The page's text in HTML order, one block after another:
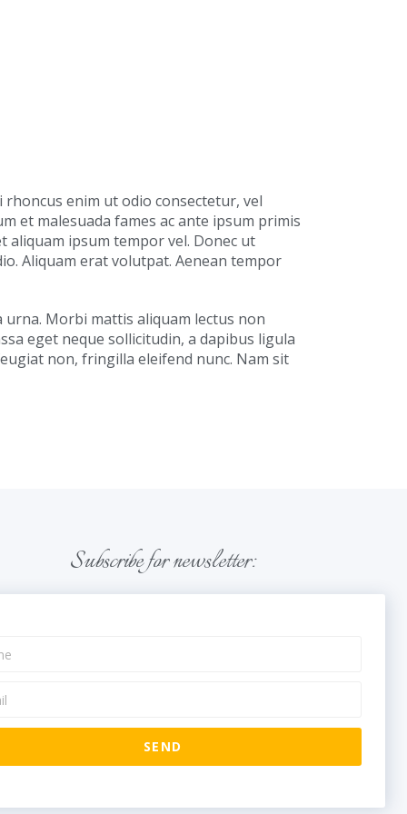
enim ut odio consectetur, vel
et malesuada fames ac ante ipsum primis
aliquam ipsum tempor vel. Donec ut
Aliquam erat volutpat. Aenean tempor
Morbi mattis aliquam lectus non
eget neque sollicitudin, a dapibus ligula
non, fringilla eleifend nunc. Nam sit
Subscribe for newsletter:
SEND